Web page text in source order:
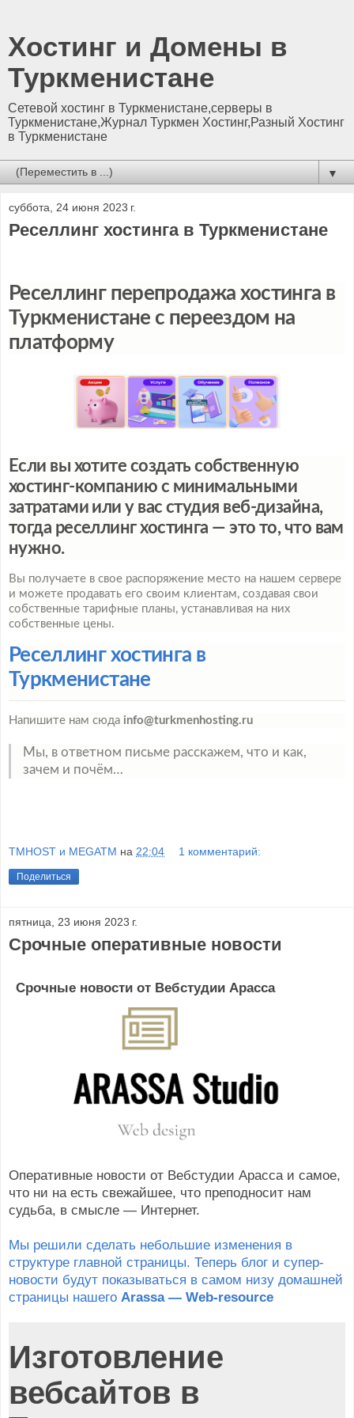
Хостинг и Домены в
Туркменистане
Сетевой хостинг в Туркменистане,серверы в
Туркменистане,Журнал Туркмен Хостинг,Разный Хостинг
в Туркменистане
▼
суббота, 24 июня 2023 г.
Реселлинг хостинга в Туркменистане
Реселлинг перепродажа хостинга в
Туркменистане с переездом на
платформу
Если вы хотите создать собственную
хостинг-компанию с минимальными
затратами или у вас студия веб-дизайна,
тогда реселлинг хостинга — это то, что вам
нужно.
Вы получаете в свое распоряжение место на нашем сервере
и можете продавать его своим клиентам, создавая свои
собственные тарифные планы, устанавливая на них
собственные цены.
Реселлинг хостинга в
Туркменистане
Напишите нам сюда info@turkmenhosting.ru
Мы, в ответном письме расскажем, что и как,
зачем и почём…
TMHOST и MEGATM на 22:04 1 комментарий:
Поделиться
пятница, 23 июня 2023 г.
Срочные оперативные новости
Срочные новости от Вебстудии Арасса
Оперативные новости от Вебстудии Арасса и самое,
что ни на есть свежайшее, что преподносит нам
судьба, в смысле — Интернет.
Мы решили сделать небольшие изменения в
структуре главной страницы. Теперь блог и супер-
новости будут показываться в самом низу домашней
страницы нашего Arassa — Web-resource
Изготовление
вебсайтов в